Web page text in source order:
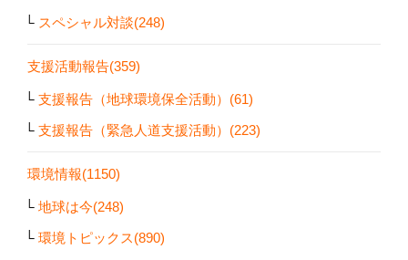
スペシャル対談(248)
支援活動報告(359)
支援報告（地球環境保全活動）(61)
支援報告（緊急人道支援活動）(223)
環境情報(1150)
地球は今(248)
環境トピックス(890)